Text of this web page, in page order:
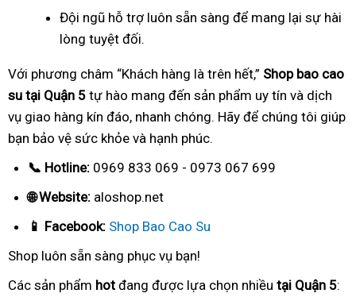
Đội ngũ hỗ trợ luôn sẵn sàng để mang lại sự hài
lòng tuyệt đối.
Với phương châm “Khách hàng là trên hết,” Shop bao cao
su tại Quận 5 tự hào mang đến sản phẩm uy tín và dịch
vụ giao hàng kín đáo, nhanh chóng. Hãy để chúng tôi giúp
bạn bảo vệ sức khỏe và hạnh phúc.
📞 Hotline: 0969 833 069 - 0973 067 699
🌐 Website: aloshop.net
📱 Facebook: Shop Bao Cao Su
Shop luôn sẵn sàng phục vụ bạn!
Các sản phẩm hot đang được lựa chọn nhiều tại Quận 5: